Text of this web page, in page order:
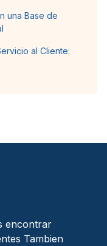
una Base de
al Cliente:
encontrar
Tambien